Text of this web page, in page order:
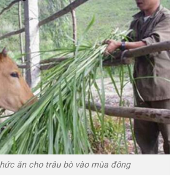
ăn cho trâu bò vào mùa đông